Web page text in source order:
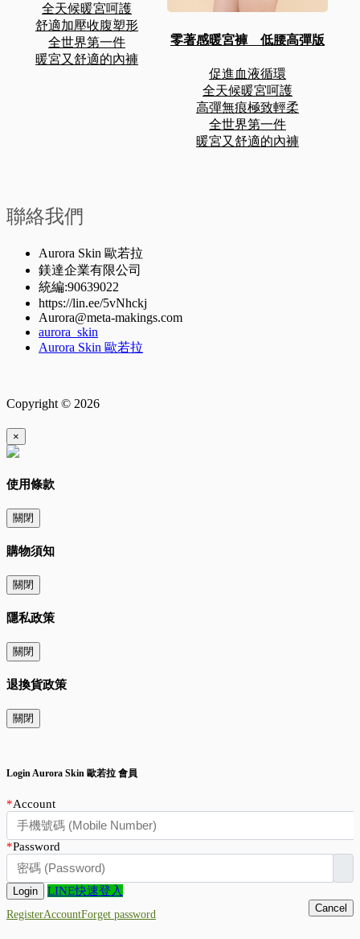
全天候暖宮呵護
舒適加壓收腹塑形
全世界第一件
暖宮又舒適的內褲
零著感暖宮褲 低腰高彈版
促進血液循環
全天候暖宮呵護
高彈無痕極致輕柔
全世界第一件
暖宮又舒適的內褲
聯絡我們
Aurora Skin 歐若拉
鎂達企業有限公司
統編:90639022
https://lin.ee/5vNhckj
Aurora@meta-makings.com
aurora_skin
Aurora Skin 歐若拉
Copyright © 2026
×
使用條款
關閉
購物須知
關閉
隱私政策
關閉
退換貨政策
關閉
LoginAurora Skin 歐若拉 會員
*Account
*Password
Login LINE快速登入
RegisterAccountForget password
Cancel